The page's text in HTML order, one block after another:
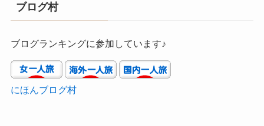
ブログ村
ブログランキングに参加しています♪
にほんブログ村